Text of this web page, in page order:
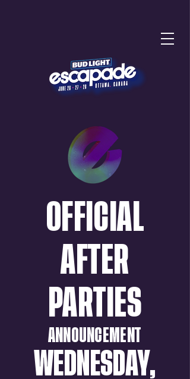
OFFICIAL
AFTER
PARTIES
ANNOUNCEMENT
WEDNESDAY,